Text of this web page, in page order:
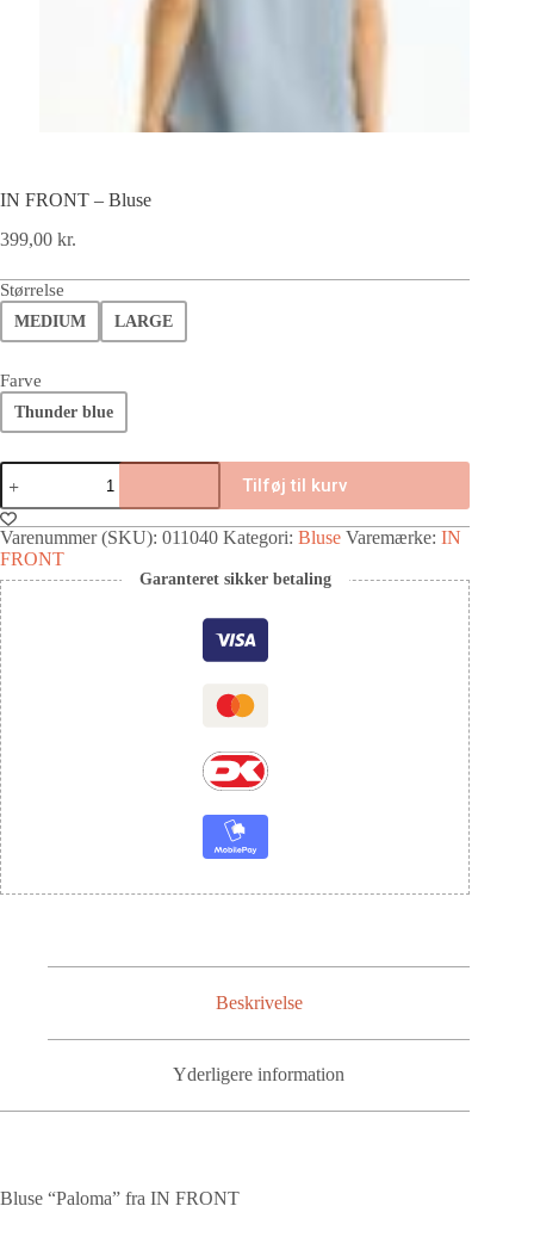
IN FRONT – Bluse
399,00 kr.
Størrelse
MEDIUM LARGE
Farve
Thunder blue
Tilføj til kurv
Varenummer (SKU): 011040 Kategori: Bluse Varemærke: IN
FRONT
Garanteret sikker betaling
Beskrivelse
Yderligere information
Bluse “Paloma” fra IN FRONT